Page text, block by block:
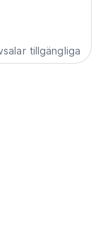
tillgängliga